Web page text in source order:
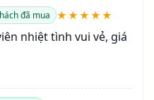
đã mua ★★★★★
nhiệt tình vui vẻ, giá